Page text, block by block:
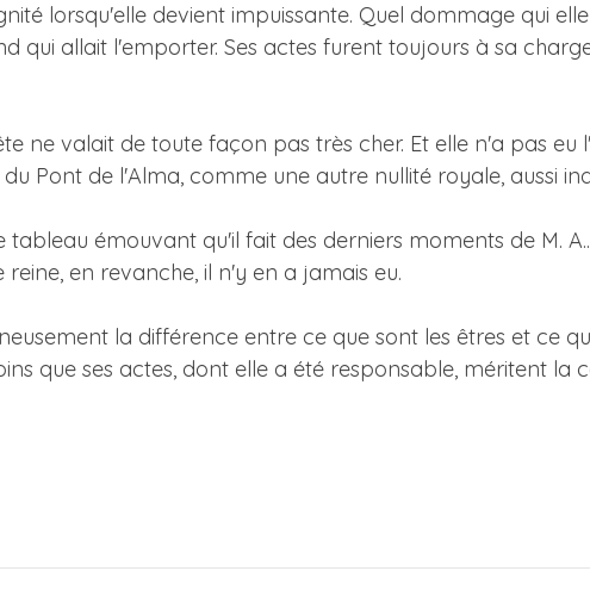
lorsqu'elle devient impuissante. Quel dommage qui
qui allait l'emporter. Ses actes furent toujours à sa
ne valait de toute façon pas très cher. Et elle n'a pas
Pont de l'Alma, comme une autre nullité royale, aussi
émouvant qu'il fait des derniers moments de M.
en revanche, il n'y en a jamais eu.
la différence entre ce que sont les êtres et ce
que ses actes, dont elle a été responsable, méritent la